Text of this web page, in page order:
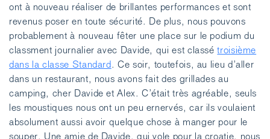
ont à nouveau réaliser de brillantes performances et sont
revenus poser en toute sécurité. De plus, nous pouvons
probablement à nouveau fêter une place sur le podium du
classment journalier avec Davide, qui est classétroisième
dans la classe Standard. Ce soir, toutefois, au lieu d’aller
dans un restaurant, nous avons fait des grillades au
camping, cher Davide et Alex. C’était très agréable, seuls
les moustiques nous ont un peu ernervés, car ils voulaient
absolument aussi avoir quelque chose à manger pour le
souper. Une amie de Davide, qui vole pour la croatie, nous